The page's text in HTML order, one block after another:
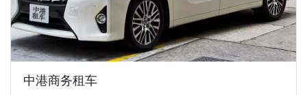
中港商务租车